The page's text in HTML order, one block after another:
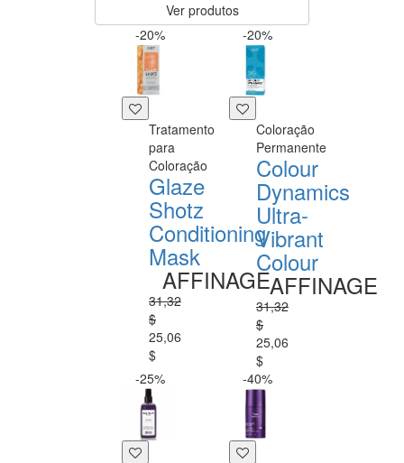
Ver produtos
-20%
Tratamento
para
Coloração
Glaze
Shotz
Conditioning
Mask
AFFINAGE
31,32
$
25,06
$
-20%
Coloração
Permanente
Colour
Dynamics
Ultra-
Vibrant
Colour
AFFINAGE
31,32
$
25,06
$
-25%
-40%